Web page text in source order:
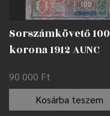
Sorszámkövető 100
korona 1912 AUNC
90 000 Ft
Kosárba teszem